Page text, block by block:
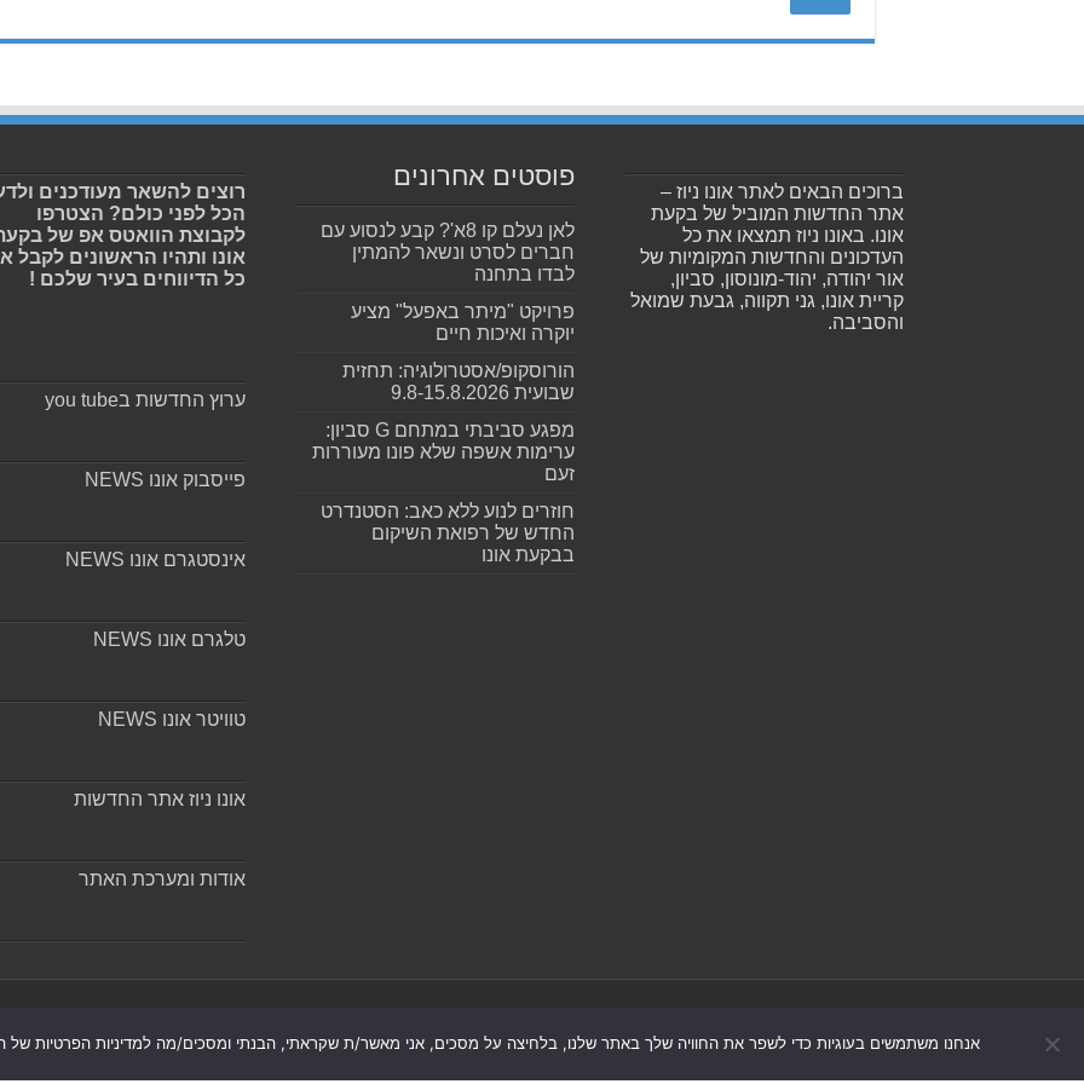
ברוכים הבאים לאתר אונו ניוז –
אתר החדשות המוביל של בקעת
אונו. באונו ניוז תמצאו את כל
העדכונים והחדשות המקומיות של
אור יהודה, יהוד-מונוסון, סביון,
קריית אונו, גני תקווה, גבעת שמואל
והסביבה.
פוסטים אחרונים
לאן נעלם קו 8א'? קבע לנסוע עם
חברים לסרט ונשאר להמתין
לבדו בתחנה
פרויקט "מיתר באפעל" מציע
יוקרה ואיכות חיים
הורוסקופ/אסטרולוגיה: תחזית
שבועית 9.8-15.8.2026
מפגע סביבתי במתחם G סביון:
ערימות אשפה שלא פונו מעוררות
זעם
חוזרים לנוע ללא כאב: הסטנדרט
החדש של רפואת השיקום
בבקעת אונו
רוצים להשאר מעודכנים
הכל לפני כולם? הצטרפו
לקבוצת הוואטס אפ של
אונו ותהיו הראשונים לקבל
כל הדיווחים בעיר שלכם !
ערוץ החדשות בyou tube
פייסבוק אונו NEWS
אינסטגרם אונו NEWS
טלגרם אונו NEWS
טוויטר אונו NEWS
אונו ניוז אתר החדשות
אודות ומערכת האתר
אנחנו משתמשים בעוגיות כדי לשפר את החוויה שלך באתר שלנו, בלחיצה על מסכים, אני מאשר/ת שקראתי, הבנתי ומסכים/מה למדיניות הפרטיות של